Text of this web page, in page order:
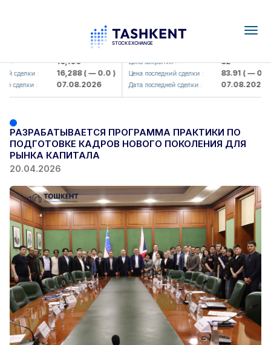
16,100
сделки : 16,288( — 0.0 )
: 07.08.2026
KFSK (<Kafolat sug'urta
Цена закрытия : 82
Цена последний сделки : 83.91( — 0.0 )
Дата последней сделки : 07.08.2026
РАЗРАБАТЫВАЕТСЯ ПРОГРАММА ПРАКТИКИ ПО
ПОДГОТОВКЕ КАДРОВ НОВОГО ПОКОЛЕНИЯ ДЛЯ
РЫНКА КАПИТАЛА
20.04.2026